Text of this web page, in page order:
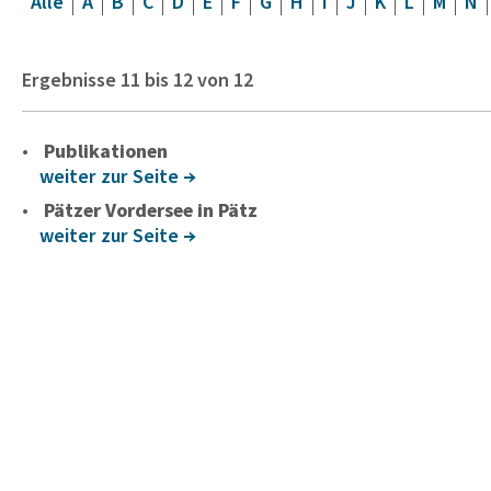
Ergebnisse 11 bis 12von 12
Publikationen
weiter zur Seite
Pätzer Vordersee in Pätz
weiter zur Seite